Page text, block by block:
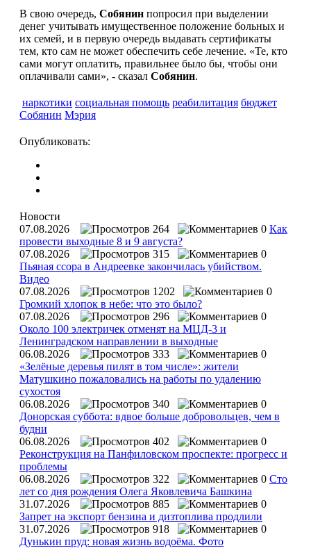
В свою очередь, Собянин попросил при выделении
денег учитывать имущественное положение больных и
их семей, и в первую очередь выдавать сертификаты
тем, кто сам не может обеспечить себе лечение. «Те, кто
сами могут оплатить, правильнее было бы, чтобы они
оплачивали сами», - сказал Собянин.
наркотики социальная помощь реабилитация бюджет
Собянин Мэрия
Опубликовать:
Новости
07.08.2026
264 0 Как
провести выходные 8 и 9 августа?
07.08.2026
315
0
Пьяная ссора в Андреевке закончилась убийством.
Видео
07.08.2026
1202
0
Громкий хлопок в небе: что это было?
07.08.2026
296
0
Около 100 электричек отменят на МЦД-3 и
Ленинградском направлении в выходные
06.08.2026
333
0
«Зелёные деревья пилят в том числе»: жители
Матушкино пожаловались на работы по удалению
сухостоя
06.08.2026
340
0
Донорская суббота: вдвое больше добровольцев, чем в
будни
06.08.2026
402
0
Реконструкция на Панфиловском проспекте: прогресс и
проблемы
06.08.2026
322 0 Сто
лет со дня рождения Олега Яковлевича Башкина
31.07.2026
885
0
Запрет на экспорт бензина и дизтоплива продлили
31.07.2026
918
0
Дунькин пруд: новая жизнь водоёма. Фото